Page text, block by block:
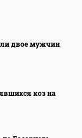
двое мужчин
коз на